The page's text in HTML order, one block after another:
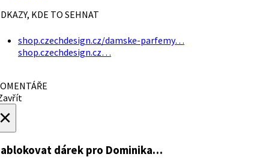
KDE TO SEHNAT
shop.czechdesign.cz/damske-parfemy…
shop.czechdesign.cz…
dárek pro Dominika…